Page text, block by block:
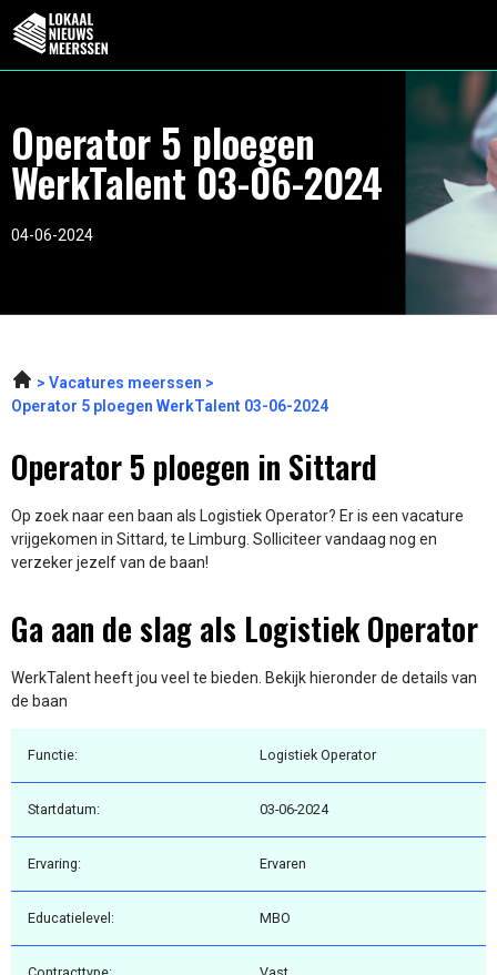
Operator 5 ploegen
WerkTalent 03-06-2024
04-06-2024
Vacatures meerssen
Operator 5 ploegen WerkTalent 03-06-2024
Operator 5 ploegen in Sittard
Op zoek naar een baan als Logistiek Operator? Er is een vacature
vrijgekomen in Sittard, te Limburg. Solliciteer vandaag nog en
verzeker jezelf van de baan!
Ga aan de slag als Logistiek Operator
WerkTalent heeft jou veel te bieden. Bekijk hieronder de details van
de baan
Functie: Logistiek Operator
Startdatum: 03-06-2024
Ervaring: Ervaren
Educatielevel: MBO